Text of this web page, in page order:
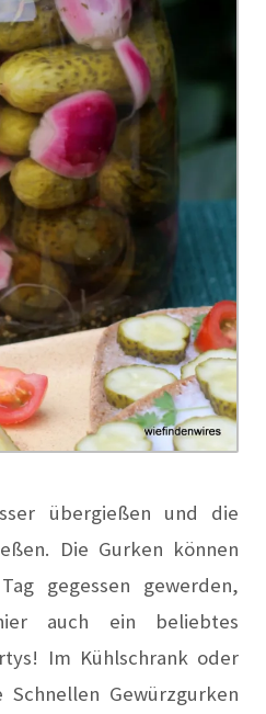
übergießen und die
Die Gurken können
gegessen gewerden,
auch ein beliebtes
Im Kühlschrank oder
Gewürzgurken